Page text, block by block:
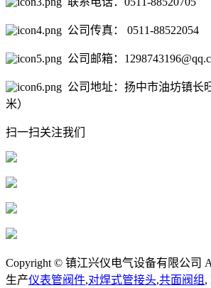
公司传真： 0511-88522054
公司邮箱：
公司地址：扬中市油坊镇长
米）
扫一扫关注我们
Copyright © 镇江兴仪电气设备有限公司
生产仪表管阀件,对焊式管接头,共面阀组 ,